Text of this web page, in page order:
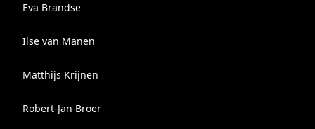
Eva Brandse
Ilse van Manen
Matthijs Krijnen
Robert-Jan Broer